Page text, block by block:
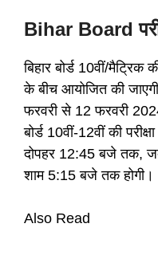
Bihar Board
बिहार बोर्ड 10वीं/मैट्रिक
के बीच आयोजित की
फरवरी से 12 फरवरी
बोर्ड 10वीं-12वीं की
दोपहर 12:45 बजे तक,
शाम 5:15 बजे तक होगी।
Also Read